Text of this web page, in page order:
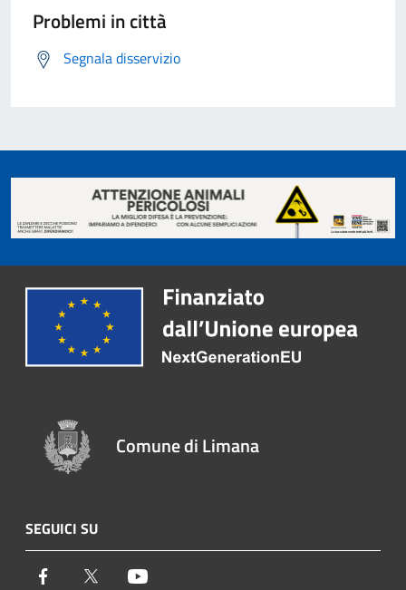
Problemi in città
Segnala disservizio
Comune di Limana
SEGUICI SU
Facebook Twitter